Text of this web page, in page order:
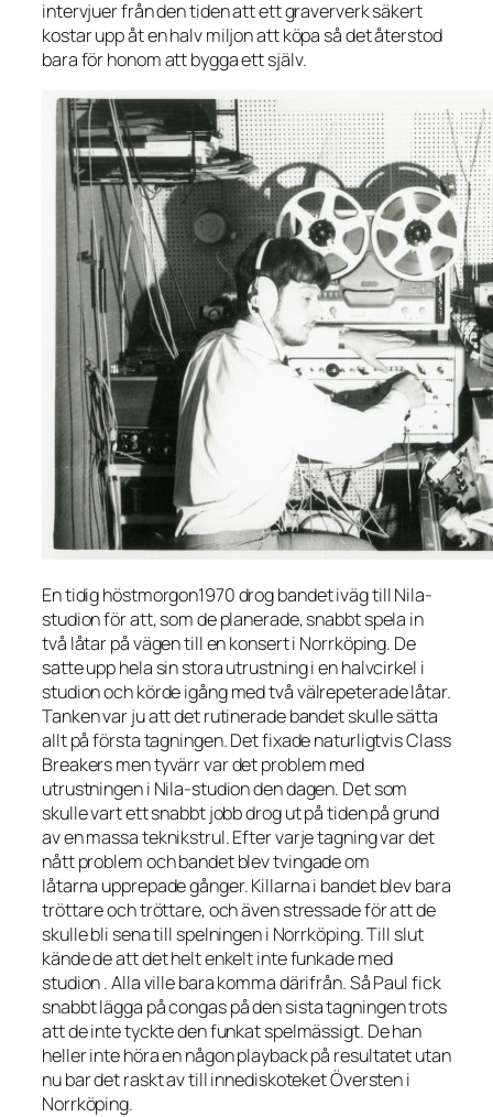
intervjuer från den tiden att ett graververk säkert
kostar upp åt en halv miljon att köpa så det återstod
bara för honom att bygga ett själv.
En tidig höstmorgon1970 drog bandet iväg till Nila-
studion för att, som de planerade, snabbt spela in
två låtar på vägen till en konsert i Norrköping. De
satte upp hela sin stora utrustning i en halvcirkel i
studion och körde igång med två välrepeterade låtar.
Tanken var ju att det rutinerade bandet skulle sätta
allt på första tagningen. Det fixade naturligtvis Class
Breakers men tyvärr var det problem med
utrustningen i Nila-studion den dagen. Det som
skulle vart ett snabbt jobb drog ut på tiden på grund
av en massa teknikstrul. Efter varje tagning var det
nått problem och bandet blev tvingade om
låtarna upprepade gånger. Killarna i bandet blev bara
tröttare och tröttare, och även stressade för att de
skulle bli sena till spelningen i Norrköping. Till slut
kände de att det helt enkelt inte funkade med
studion . Alla ville bara komma därifrån. Så Paul fick
snabbt lägga på congas på den sista tagningen trots
att de inte tyckte den funkat spelmässigt. De han
heller inte höra en någon playback på resultatet utan
nu bar det raskt av till innediskoteket Översten i
Norrköping.